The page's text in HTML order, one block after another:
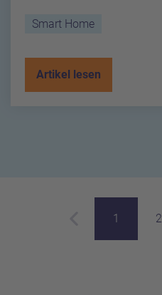
Smart Home
Artikel lesen
Vorherige Seite
1
Aktuelle Seite
2